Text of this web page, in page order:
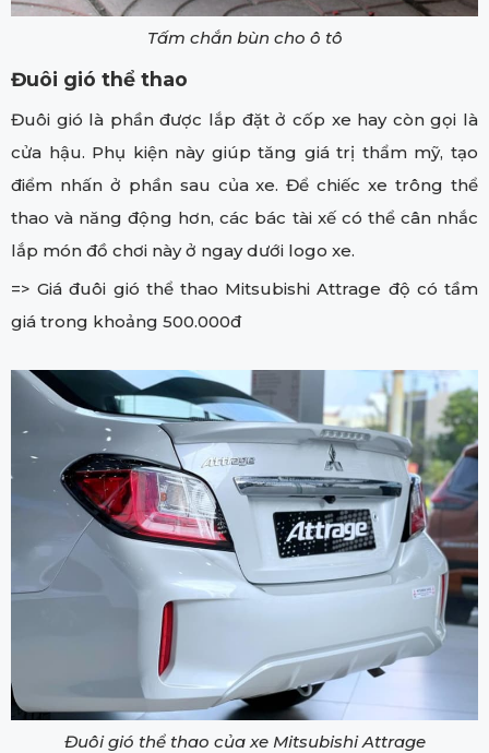
Tấm chắn bùn cho ô tô
Đuôi gió thể thao
Đuôi gió là phần được lắp đặt ở cốp xe hay còn gọi là
cửa hậu. Phụ kiện này giúp tăng giá trị thẩm mỹ, tạo
điểm nhấn ở phần sau của xe. Để chiếc xe trông thể
thao và năng động hơn, các bác tài xế có thể cân nhắc
lắp món đồ chơi này ở ngay dưới logo xe.
=> Giá đuôi gió thể thao Mitsubishi Attrage độ có tầm
giá trong khoảng 500.000đ
Đuôi gió thể thao của xe Mitsubishi Attrage